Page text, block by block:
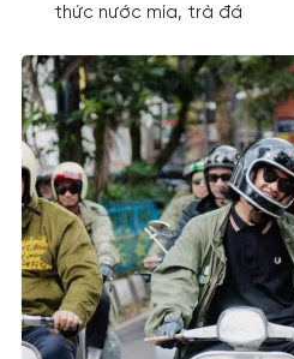
thức nước mía, trà đá